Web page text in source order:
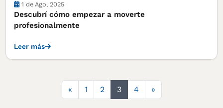
1 de Ago, 2025
Descubrí cómo empezar a moverte
profesionalmente
Leer más
«Anterior
1 2 3 4 »Siguiente